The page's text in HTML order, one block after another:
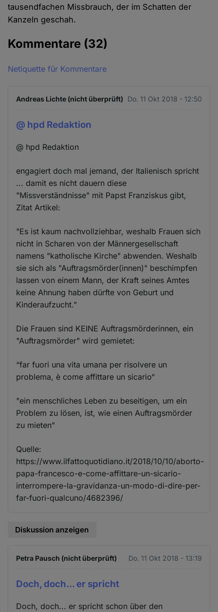
tausendfachen Missbrauch, der im Schatten der
Kanzeln geschah.
Kommentare (32)
Netiquette für Kommentare
Andreas Lichte (nicht überprüft) Do. 11 Okt 2018 - 12:50
@ hpd Redaktion
@ hpd Redaktion
engagiert doch mal jemand, der Italienisch spricht
... damit es nicht dauern diese
"Missverständnisse" mit Papst Franziskus gibt,
Zitat Artikel:
"Es ist kaum nachvollziehbar, weshalb Frauen sich
nicht in Scharen von der Männergesellschaft
namens "katholische Kirche" abwenden. Weshalb
sie sich als "Auftragsmörder(innen)" beschimpfen
lassen von einem Mann, der Kraft seines Amtes
keine Ahnung haben dürfte von Geburt und
Kinderaufzucht."
Die Frauen sind KEINE Auftragsmörderinnen, ein
"Auftragsmörder" wird gemietet:
“far fuori una vita umana per risolvere un
problema, è come affittare un sicario“
"ein menschliches Leben zu beseitigen, um ein
Problem zu lösen, ist, wie einen Auftragsmörder
zu mieten"
Quelle:
https://www.ilfattoquotidiano.it/2018/10/10/aborto-
papa-francesco-e-come-affittare-un-sicario-
interrompere-la-gravidanza-un-modo-di-dire-per-
far-fuori-qualcuno/4682396/
Diskussion anzeigen
Petra Pausch (nicht überprüft) Do. 11 Okt 2018 - 13:19
Doch, doch... er spricht
Doch, doch... er spricht schon über den